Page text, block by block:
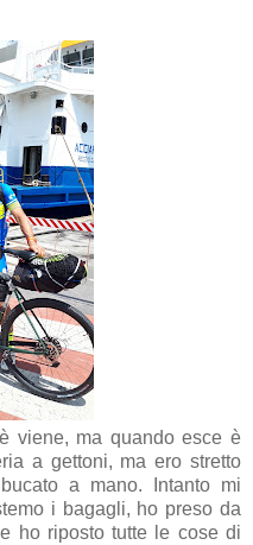
viene, ma quando esce è
a gettoni, ma ero stretto
a mano. Intanto mi
i bagagli, ho preso da
ho riposto tutte le cose di